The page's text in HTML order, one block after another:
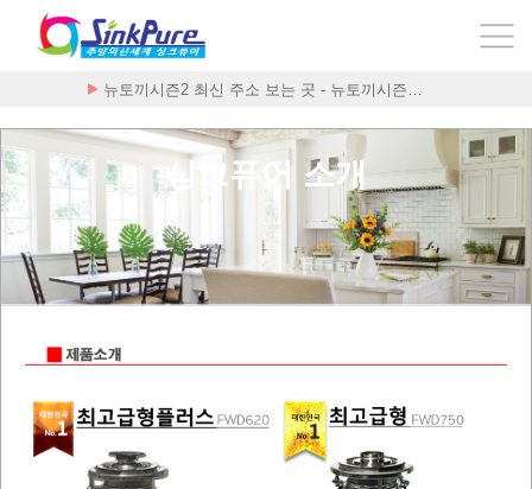
뉴토끼시즌2 최신 주소 보는 곳 - 뉴토끼시즌…
구구정 합법적인 구매처
싱크퓨어 소개